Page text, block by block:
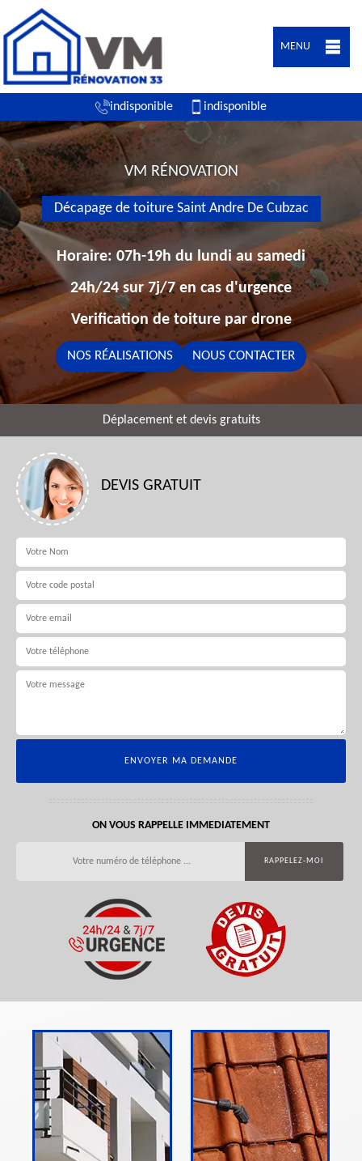
MENU
indisponible indisponible
VM RÉNOVATION
Décapage de toiture Saint Andre De Cubzac
Horaire: 07h-19h du lundi au samedi
24h/24 sur 7j/7 en cas d'urgence
Verification de toiture par drone
NOS RÉALISATIONS NOUS CONTACTER
Déplacement et devis gratuits
DEVIS GRATUIT
ON VOUS RAPPELLE IMMEDIATEMENT